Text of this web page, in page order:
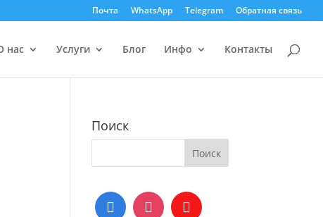
Почта WhatsApp Telegram Обратная связь
нас Услуги Блог Инфо Контакты
Поиск